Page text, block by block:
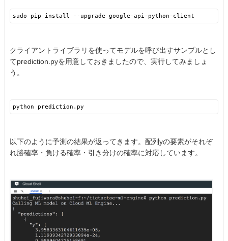
sudo pip install --upgrade google-api-python-client
クライアントライブラリを使ってモデルを呼び出すサンプルとし
てprediction.pyを用意しておきましたので、実行してみましょ
う。
python prediction.py
以下のように予測の結果が返ってきます。配列yの要素がそれぞ
れ勝確率・負ける確率・引き分けの確率に対応しています。